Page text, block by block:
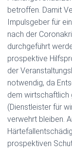
betroffen. Damit
Impulsgeber für
nach der
durchgeführt
prospektive
der
notwendig, da
dem wirtschaftlich
(Dienstleister für
verwehrt bleiben.
prospektiven